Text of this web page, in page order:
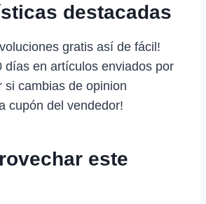
destacadas
gratis así de fácil!
días en artículos enviados por
si cambias de opinion
cupón del vendedor!
este